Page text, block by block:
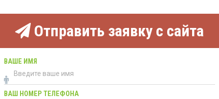
Отправить заявку с сайта
ВАШЕ ИМЯ
ВАШ НОМЕР ТЕЛЕФОНА